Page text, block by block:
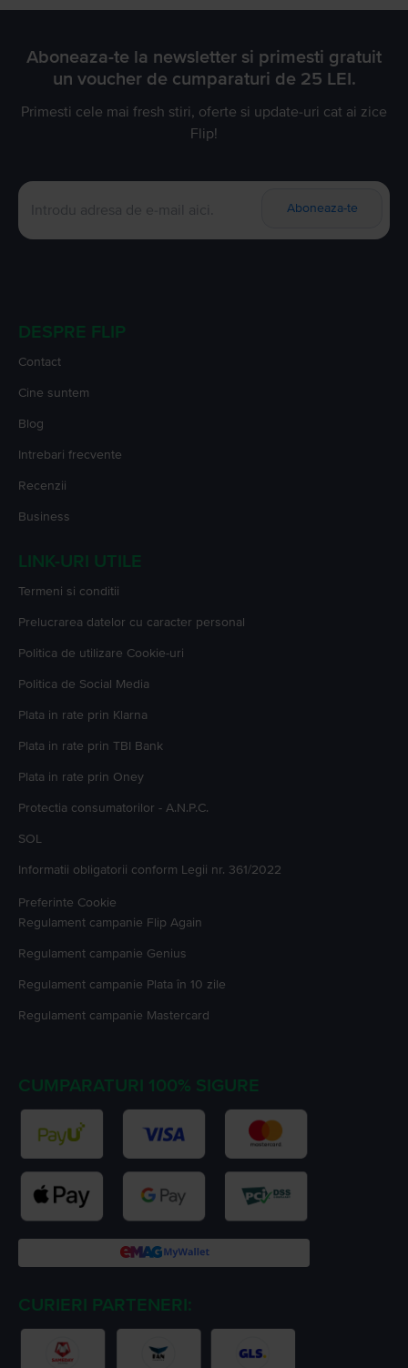
Aboneaza-te la newsletter si primesti gratuit
un voucher de cumparaturi de 25 LEI.
Primesti cele mai fresh stiri, oferte si update-uri cat ai zice
Flip!
Aboneaza-te
DESPRE FLIP
Contact
Cine suntem
Blog
Intrebari frecvente
Recenzii
Business
LINK-URI UTILE
Termeni si conditii
Prelucrarea datelor cu caracter personal
Politica de utilizare Cookie-uri
Politica de Social Media
Plata in rate prin Klarna
Plata in rate prin TBI Bank
Plata in rate prin Oney
Protectia consumatorilor - A.N.P.C.
SOL
Informatii obligatorii conform Legii nr. 361/2022
Preferinte Cookie
Regulament campanie Flip Again
Regulament campanie Genius
Regulament campanie Plata în 10 zile
Regulament campanie Mastercard
CUMPARATURI 100% SIGURE
CURIERI PARTENERI: